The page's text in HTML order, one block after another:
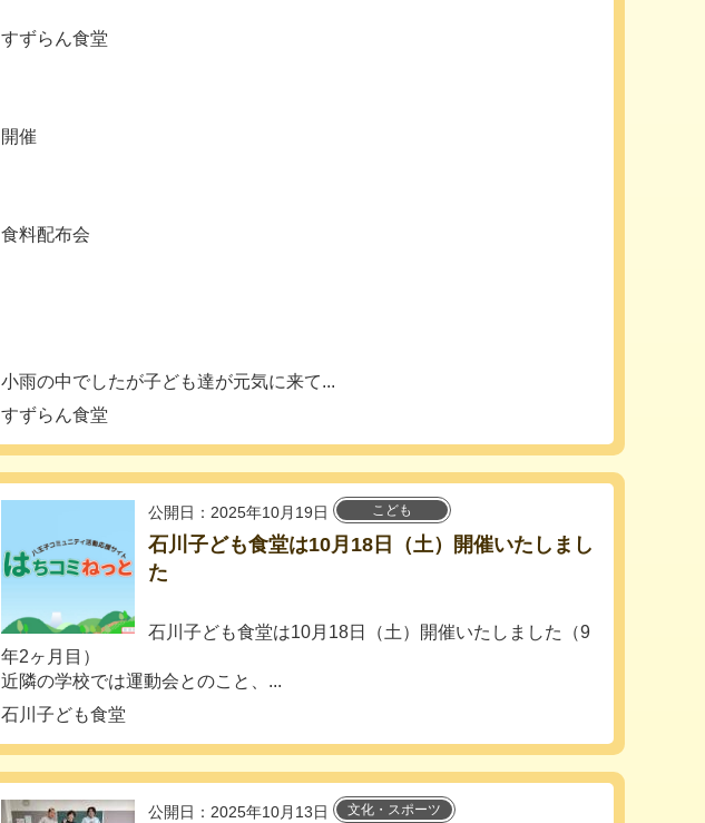
すずらん食堂
開催
食料配布会
小雨の中でしたが子ども達が元気に来て...
すずらん食堂
公開日：2025年10月19日 こども
石川子ども食堂は10月18日（土）開催いたしまし
た
石川子ども食堂は10月18日（土）開催いたしました（9
年2ヶ月目）
近隣の学校では運動会とのこと、...
石川子ども食堂
公開日：2025年10月13日 文化・スポーツ